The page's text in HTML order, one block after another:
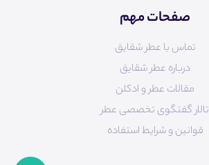
صفحات مهم
تماس با عطر شقایق
درباره عطر شقایق
مقالات عطر و ادکلن
تالار گفتگوی تخصصی عطر
قوانین و شرایط استفاده